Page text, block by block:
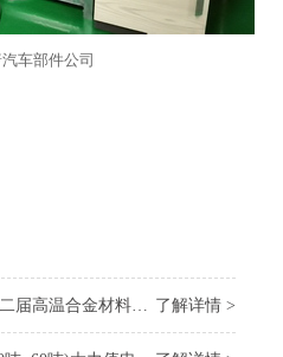
车部件公司
了解详情 >
高温合金材料大会